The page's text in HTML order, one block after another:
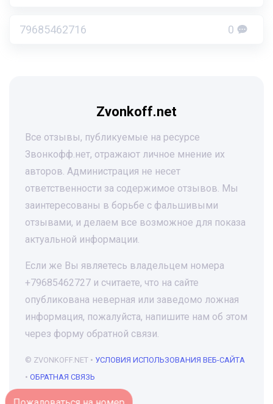
79685462716 0
Zvonkoff.net
Все отзывы, публикуемые на ресурсе
Звонкофф.нет, отражают личное мнение их
авторов. Администрация не несет
ответственности за содержимое отзывов. Мы
заинтересованы в борьбе с фальшивыми
отзывами, и делаем все возможное для показа
актуальной информации.
Если же Вы являетесь владельцем номера
+79685462727 и считаете, что на сайте
опубликована неверная или заведомо ложная
информация, пожалуйста, напишите нам об этом
через форму обратной связи.
© ZVONKOFF.NET • УСЛОВИЯ ИСПОЛЬЗОВАНИЯ ВЕБ-САЙТА
• ОБРАТНАЯ СВЯЗЬ